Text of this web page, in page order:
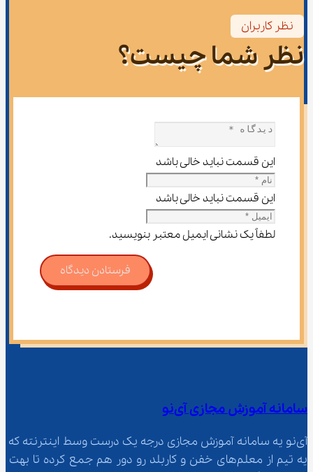
نظر کاربران
نظر شما چیست؟
این قسمت نباید خالی باشد
این قسمت نباید خالی باشد
لطفاً یک نشانی ایمیل معتبر بنویسید.
فرستادن دیدگاه
سامانه آموزش مجازی آی‌نو
آی‌نو یه سامانه آموزش مجازی درجه یک درست وسط اینترنته که
یه تیم از معلم‌‌های خفن و کاربلد رو دور هم جمع کرده تا بهت